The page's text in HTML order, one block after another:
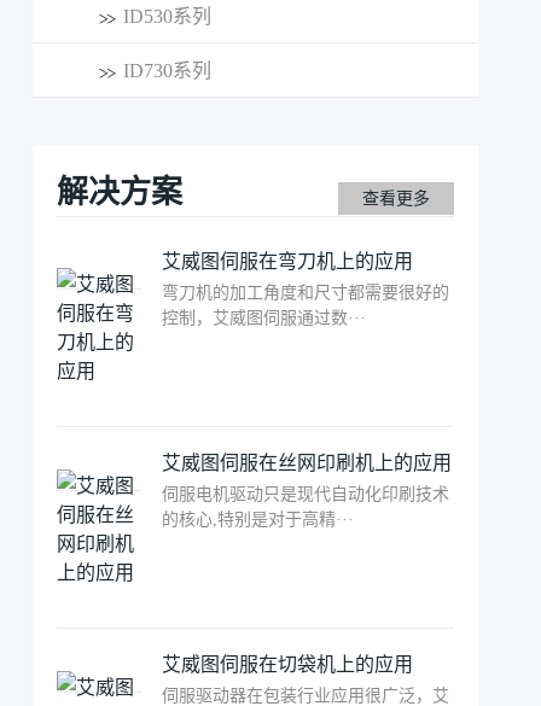
ID530系列
ID730系列
解决方案 查看更多
艾威图伺服在弯刀机上的应用
弯刀机的加工角度和尺寸都需要很好的
控制，艾威图伺服通过数···
艾威图伺服在丝网印刷机上的应用
伺服电机驱动只是现代自动化印刷技术
的核心,特别是对于高精···
艾威图伺服在切袋机上的应用
伺服驱动器在包装行业应用很广泛，艾